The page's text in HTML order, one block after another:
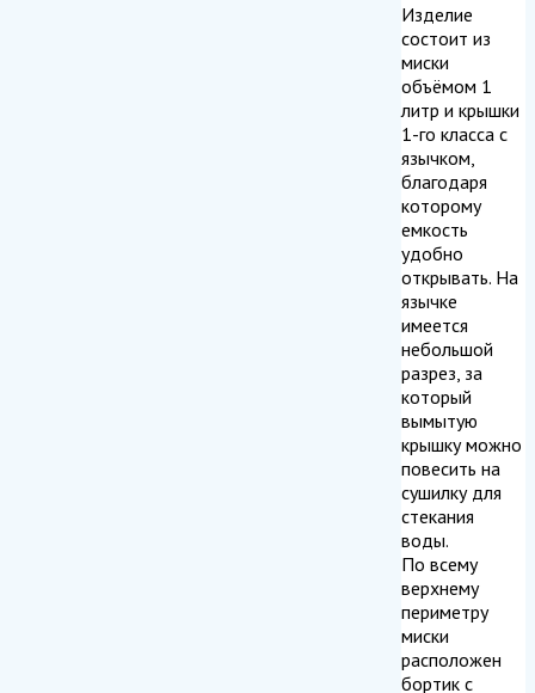
Изделие
состоит из
миски
объёмом 1
литр и крышки
1-го класса с
язычком,
благодаря
которому
емкость
удобно
открывать. На
язычке
имеется
небольшой
разрез, за
который
вымытую
крышку можно
повесить на
сушилку для
стекания
воды.
По всему
верхнему
периметру
миски
расположен
бортик с